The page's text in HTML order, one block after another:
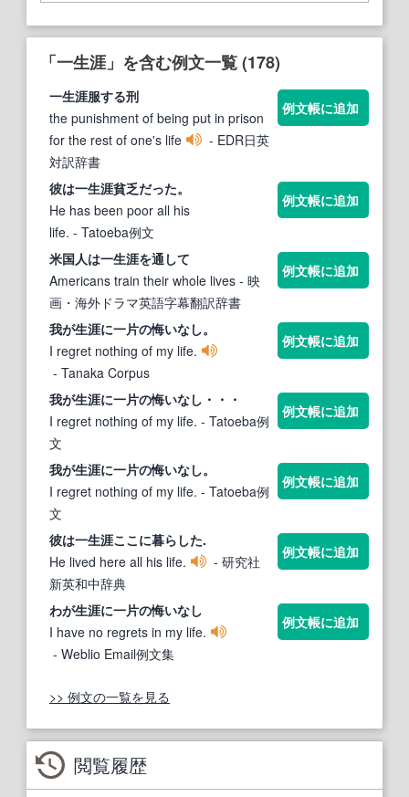
「一生涯」を含む例文一覧 (178)
一生涯服する刑
the punishment of being put in prison
for the rest of one's life
- EDR日英
対訳辞書
例文帳に追加
彼は一生涯貧乏だった。
He has been poor all his
life. - Tatoeba例文
例文帳に追加
米国人は一生涯を通して
Americans train their whole lives - 映
画・海外ドラマ英語字幕翻訳辞書
例文帳に追加
我が生涯に一片の悔いなし。
I regret nothing of my life.
- Tanaka Corpus
例文帳に追加
我が生涯に一片の悔いなし・・・
I regret nothing of my life. - Tatoeba例
文
例文帳に追加
我が生涯に一片の悔いなし。
I regret nothing of my life. - Tatoeba例
文
例文帳に追加
彼は一生涯ここに暮らした.
He lived here all his life.
- 研究社
新英和中辞典
例文帳に追加
わが生涯に一片の悔いなし
I have no regrets in my life.
- Weblio Email例文集
例文帳に追加
>> 例文の一覧を見る
閲覧履歴